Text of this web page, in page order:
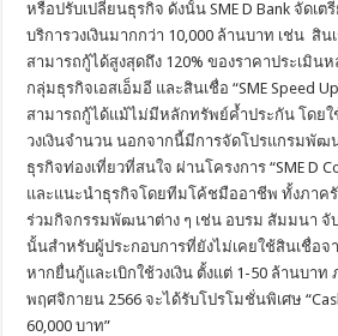
หรือปรับเปลี่ยนธุรกิจ ดังนั้น SME D Bank จัดเ
บริการวงเงินมากกว่า 10,000 ล้านบาท เช่น สิน
สามารถกู้ได้สูงสุดถึง 120% ของราคาประเมิน
กลุ่มธุรกิจเอสเอ็มอี และสินเชื่อ “SME Speed
สามารถกู้ได้แม้ไม่มีหลักทรัพย์ค้ำประกัน โดยใ
วงเงินจำนวน นอกจากนี้มีการจัดโปรแกรมพัฒ
ธุรกิจท่องเที่ยวที่สนใจ ผ่านโครงการ “SME D
และแนะนำธุรกิจโดยทีมโค้ชมืออาชีพ ทั้งภาค
ร่วมกิจกรรมพัฒนาต่าง ๆ เช่น อบรม สัมมนา จั
นั้นสำหรับผู้ประกอบการที่ยังไม่เคยใช้สินเชื่อจา
หากยื่นกู้และเบิกใช้วงเงิน ตั้งแต่ 1-50 ล้านบาท
พฤศจิกายน 2566 จะได้รับโปรโมชั่นพิเศษ
60,000 บาท”